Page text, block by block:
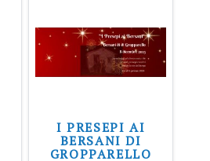
I PRESEPI AI
BERSANI DI
GROPPARELLO